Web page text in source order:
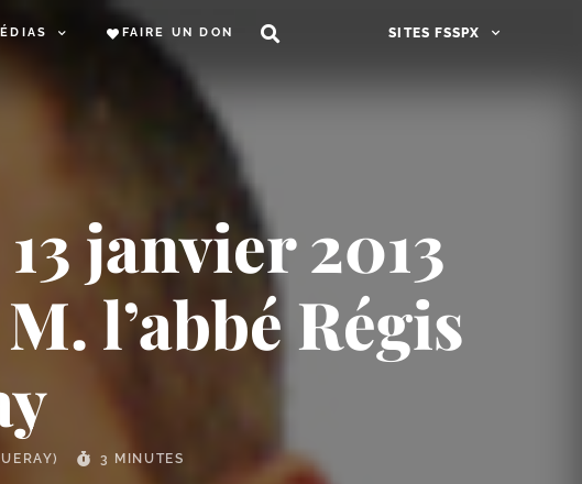
FAIRE UN DON SITES FSSPX
janvier 2013
l’abbé Régis
3 MINUTES